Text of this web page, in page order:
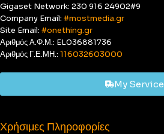
Gigaset Network: 230 916 24902#9
Company Email: #mostmedia.gr
Site Email: #onething.gr
Αριθμός Α.Φ.Μ.: EL036881736
Αριθμός Γ.Ε.ΜΗ.: 116032603000
My Service
Χρήσιμες Πληροφορίες